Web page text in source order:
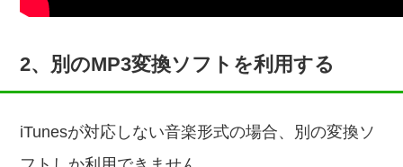
2、別のMP3変換ソフトを利用する
iTunesが対応しない音楽形式の場合、別の変換ソ